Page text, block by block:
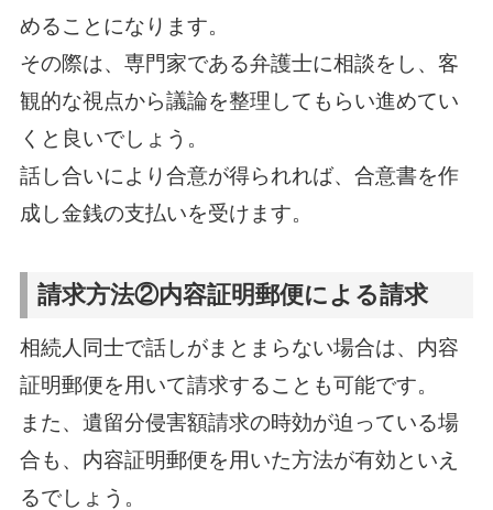
めることになります。
その際は、専門家である弁護士に相談をし、客
観的な視点から議論を整理してもらい進めてい
くと良いでしょう。
話し合いにより合意が得られれば、合意書を作
成し金銭の支払いを受けます。
請求方法②内容証明郵便による請求
相続人同士で話しがまとまらない場合は、内容
証明郵便を用いて請求することも可能です。
また、遺留分侵害額請求の時効が迫っている場
合も、内容証明郵便を用いた方法が有効といえ
るでしょう。